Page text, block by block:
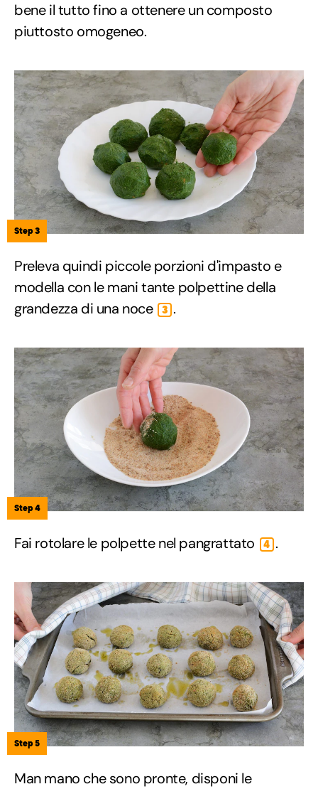
bene il tutto fino a ottenere un composto
piuttosto omogeneo.
Step 3
Preleva quindi piccole porzioni d'impasto e
modella con le mani tante polpettine della
grandezza di una noce
3 .
Step 4
Fai rotolare le polpette nel pangrattato 4 .
Step 5
Man mano che sono pronte, disponi le